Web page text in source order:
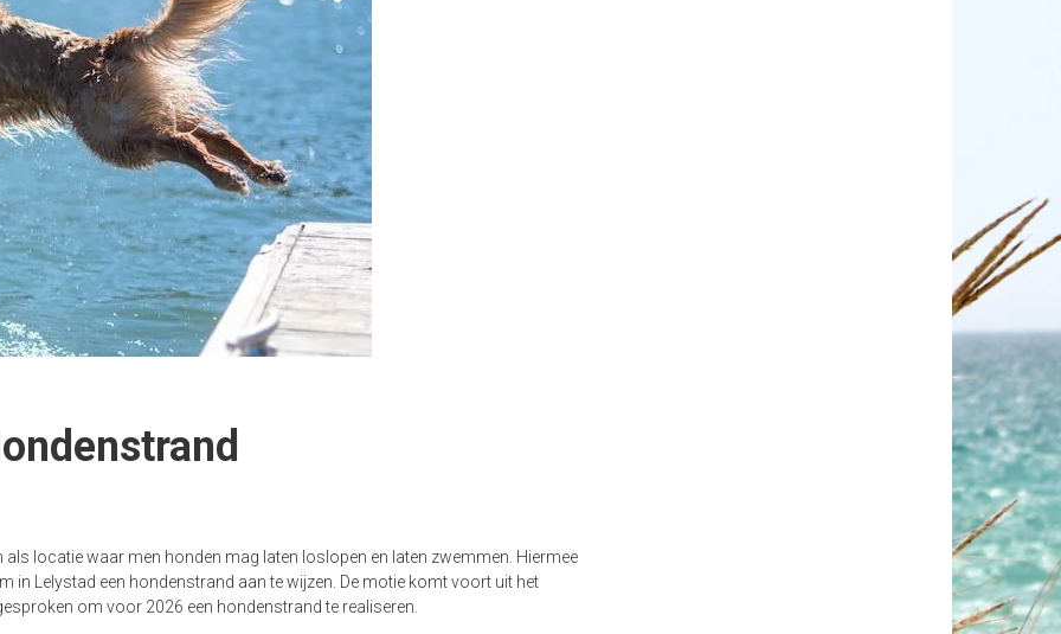
locatie waar men honden mag laten loslopen en laten zwemmen. Hiermee
in Lelystad een hondenstrand aan te wijzen. De motie komt voort uit het
om voor 2026 een hondenstrand te realiseren.